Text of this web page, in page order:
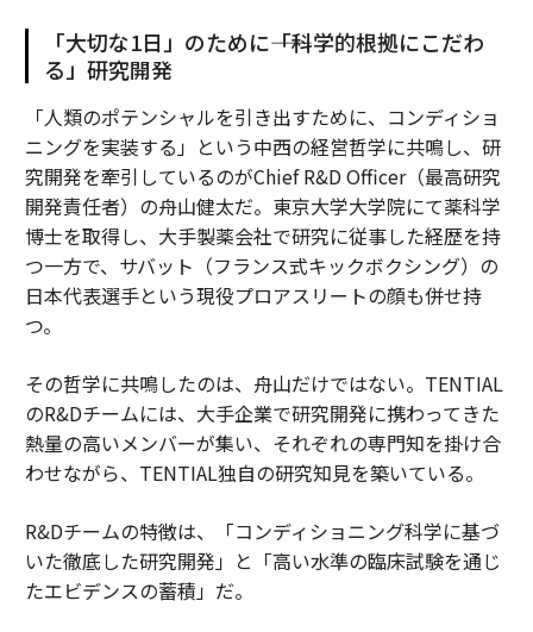
「大切な1日」のために――「科学的根拠にこだわ
る」研究開発
「人類のポテンシャルを引き出すために、コンディショ
ニングを実装する」という中西の経営哲学に共鳴し、研
究開発を牽引しているのがChief R&D Officer（最高研究
開発責任者）の舟山健太だ。東京大学大学院にて薬科学
博士を取得し、大手製薬会社で研究に従事した経歴を持
つ一方で、サバット（フランス式キックボクシング）の
日本代表選手という現役プロアスリートの顔も併せ持
つ。
その哲学に共鳴したのは、舟山だけではない。TENTIAL
のR&Dチームには、大手企業で研究開発に携わってきた
熱量の高いメンバーが集い、それぞれの専門知を掛け合
わせながら、TENTIAL独自の研究知見を築いている。
R&Dチームの特徴は、「コンディショニング科学に基づ
いた徹底した研究開発」と「高い水準の臨床試験を通じ
たエビデンスの蓄積」だ。